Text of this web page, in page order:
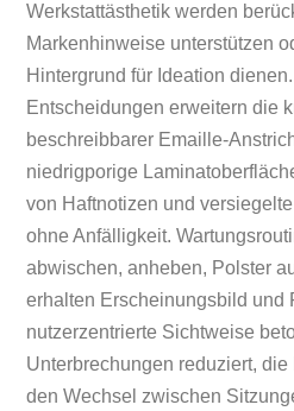
Werkstattästhetik werden
Markenhinweise unterstützen
Hintergrund für Ideation
Entscheidungen erweitern die
beschreibbarer Emaille-
niedrigporige
von Haftnotizen und
ohne Anfälligkeit.
abwischen, anheben, Polster
erhalten Erscheinungsbild und
nutzerzentrierte Sichtweise
Unterbrechungen reduziert, die
den Wechsel zwischen